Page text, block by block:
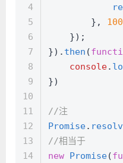
4
5
6
7
8
9
10
11
12
13
14
        },
    });
}). then (
console.
})
//注
Promise.
//相当于
new Promise(